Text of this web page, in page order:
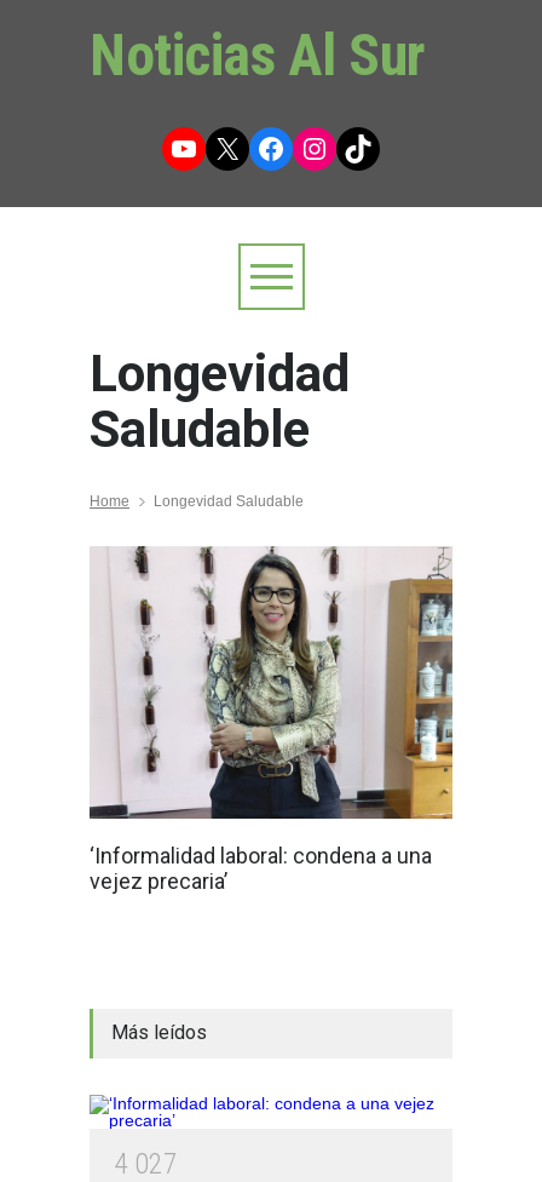
Noticias Al Sur
YouTube
X Facebook
Instagram
TikTok
Longevidad
Saludable
Home Longevidad Saludable
‘Informalidad laboral: condena a una
vejez precaria’
Más leídos
4 027